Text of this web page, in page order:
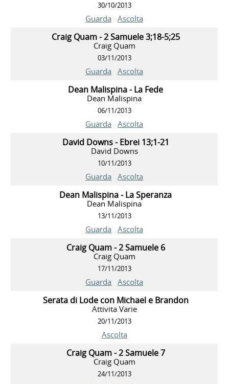
30/10/2013
Guarda Ascolta
Craig Quam - 2 Samuele 3;18-5;25
Craig Quam
03/11/2013
Guarda Ascolta
Dean Malispina - La Fede
Dean Malispina
06/11/2013
Guarda Ascolta
David Downs - Ebrei 13;1-21
David Downs
10/11/2013
Guarda Ascolta
Dean Malispina - La Speranza
Dean Malispina
13/11/2013
Guarda Ascolta
Craig Quam - 2 Samuele 6
Craig Quam
17/11/2013
Guarda Ascolta
Serata di Lode con Michael e Brandon
Attivita Varie
20/11/2013
Ascolta
Craig Quam - 2 Samuele 7
Craig Quam
24/11/2013